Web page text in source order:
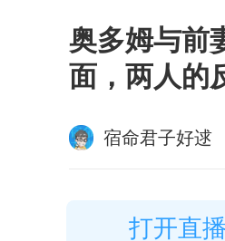
奥多姆与前
面，两人的
宿命君子好逑
打开直